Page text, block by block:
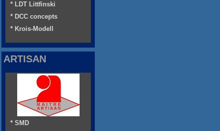
* LDT Littfinski
* DCC concepts
* Krois-Modell
ARTISAN
* SMD